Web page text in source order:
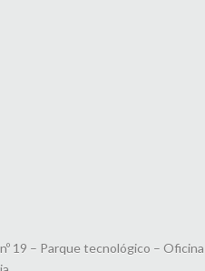
19 – Parque tecnológico – Oficina